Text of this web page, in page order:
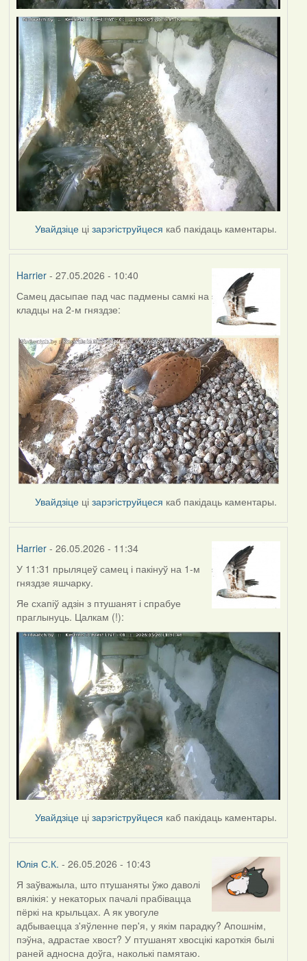
Увайдзіце цізарэгіструйцеся каб пакідаць каментары.
Harrier- 27.05.2026 - 10:40
Самец дасыпае пад час падмены самкі на
кладцы на 2-м гняздзе:
Увайдзіце цізарэгіструйцеся каб пакідаць каментары.
Harrier- 26.05.2026 - 11:34
У 11:31 прыляцеў самец і пакінуў на 1-м
гняздзе яшчарку.
Яе схапіў адзін з птушанят і спрабуе
праглынуць. Цалкам (!):
Увайдзіце цізарэгіструйцеся каб пакідаць каментары.
Юлія С.К. - 26.05.2026 - 10:43
Я заўважыла, што птушаняты ўжо даволі
вялікія: у некаторых пачалі прабівацца
пёркі на крыльцах. А як увогуле
адбываецца з'яўленне пер'я, у якім парадку? Апошнім,
пэўна, адрастае хвост? У птушанят хвосцікі кароткія былі
раней адносна доўга, наколькі памятаю.